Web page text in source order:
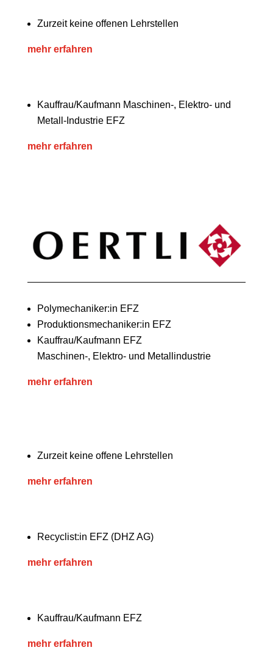
Zurzeit keine offenen Lehrstellen
mehr erfahren
Kauffrau/Kaufmann Maschinen-, Elektro- und
Metall-Industrie EFZ
mehr erfahren
Polymechaniker:in EFZ
Produktionsmechaniker:in EFZ
Kauffrau/Kaufmann EFZ
Maschinen-, Elektro- und Metallindustrie
mehr erfahren
Zurzeit keine offene Lehrstellen
mehr erfahren
Recyclist:in EFZ (DHZ AG)
mehr erfahren
Kauffrau/Kaufmann EFZ
mehr erfahren